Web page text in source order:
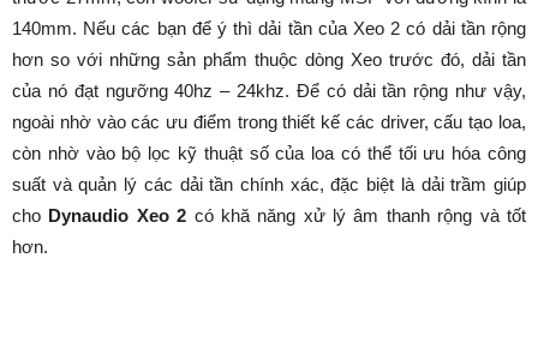
140mm. Nếu các bạn để ý thì dải tần của Xeo 2 có dải tần rộng
hơn so với những sản phẩm thuộc dòng Xeo trước đó, dải tần
của nó đạt ngưỡng 40hz – 24khz. Để có dải tần rộng như vậy,
ngoài nhờ vào các ưu điểm trong thiết kế các driver, cấu tạo loa,
còn nhờ vào bộ lọc kỹ thuật số của loa có thể tối ưu hóa công
suất và quản lý các dải tần chính xác, đặc biệt là dải trầm giúp
cho Dynaudio Xeo 2 có khă năng xử lý âm thanh rộng và tốt
hơn.